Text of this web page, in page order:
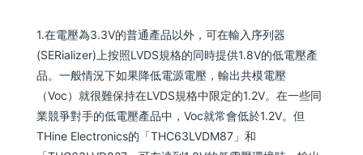
1.在電壓為3.3V的普通產品以外，可在輸入序列器
(SERializer)上按照LVDS規格的同時提供1.8V的低電壓產
品。一般情況下如果降低電源電壓，輸出共模電壓
（Voc）就很難保持在LVDS規格中限定的1.2V。在一些同
業競爭對手的低電壓產品中，Voc就常會低於1.2V。但
THine Electronics的「THC63LVDM87」和